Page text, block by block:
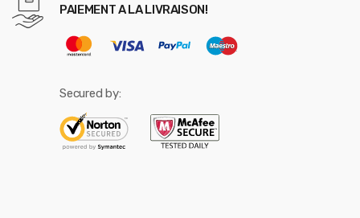
PAIEMENT A LA LIVRAISON!
Secured by: